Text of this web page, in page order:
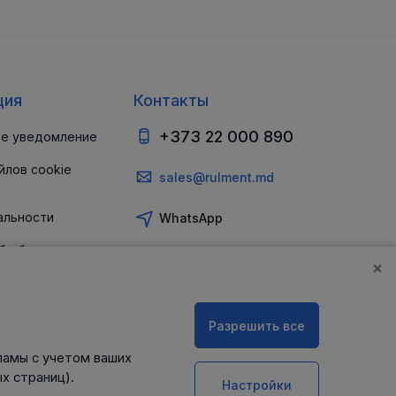
уведомление
cookie
обеспечении
Контакты
+373 22 000 890
sales@rulment.md
WhatsApp
×
с учетом ваших
страниц).
Разрешить все
Настройки